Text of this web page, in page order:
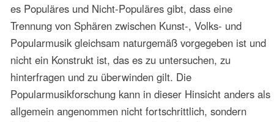
vorhanden war und dass die Popularmusik von den
etablierten Studienbereichen der Musikgeschichte und der
Volkskunde ignoriert oder entwertet wurde. Die
außerordentliche Bedeutung der Popularmusik in
gesellschaftlicher und politischer Hinsicht in einer Zeit, in
der in vielen Ländern Lateinamerikas
Unterdrückungsregime herrschten und das Anliegen nach
Erneuerung und Befreiung zu sozialpolitischen
Bewegungen in Kreisen der Jugend führten, liess diese
Situation in den Kultur- und Musikstudien untragbar